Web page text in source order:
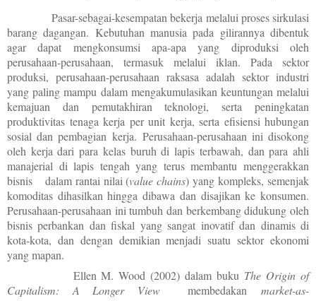
Pasar-sebagai-kesempatan bekerja melalui proses sirkulasi
barang dagangan. Kebutuhan manusia pada gilirannya dibentuk
agar dapat mengkonsumsi apa-apa yang diproduksi oleh
perusahaan-perusahaan, termasuk melalui iklan. Pada sektor
produksi, perusahaan-perusahaan raksasa adalah sektor industri
yang paling mampu dalam mengakumulasikan keuntungan melalui
kemajuan dan pemutakhiran teknologi, serta peningkatan
produktivitas tenaga kerja per unit kerja, serta efisiensi hubungan
sosial dan pembagian kerja. Perusahaan-perusahaan ini disokong
oleh kerja dari para kelas buruh di lapis terbawah, dan para ahli
manajerial di lapis tengah yang terus membantu menggerakkan
bisnis dalam rantai nilai (value chains) yang kompleks, semenjak
komoditas dihasilkan hingga dibawa dan disajikan ke konsumen.
Perusahaan-perusahaan ini tumbuh dan berkembang didukung oleh
bisnis perbankan dan fiskal yang sangat inovatif dan dinamis di
kota-kota, dan dengan demikian menjadi suatu sektor ekonomi
yang mapan.
Ellen M. Wood (2002) dalam buku The Origin of
Capitalism: A Longer View
membedakanmarket-as-